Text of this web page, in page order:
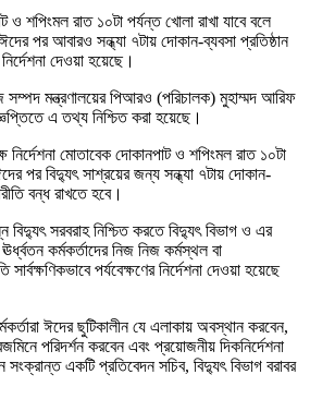
শপিংমল রাত ১০টা পর্যন্ত খোলা রাখা যাবে বলে
পর আবারও সন্ধ্যা ৭টায় দোকান-ব্যবসা প্রতিষ্ঠান
দেওয়া হয়েছে।
সম্পদ মন্ত্রণালয়ের পিআরও (পরিচালক) মুহাম্মদ আরিফ
এ তথ্য নিশ্চিত করা হয়েছে।
মোতাবেক দোকানপাট ও শপিংমল রাত ১০টা
পর বিদ্যুৎ সাশ্রয়ের জন্য সন্ধ্যা ৭টায় দোকান-
বন্ধ রাখতে হবে।
সরবরাহ নিশ্চিত করতে বিদ্যুৎ বিভাগ ও এর
কর্মকর্তাদের নিজ নিজ কর্মস্থল বা
পর্যবেক্ষণের নির্দেশনা দেওয়া হয়েছে
ঈদের ছুটিকালীন যে এলাকায় অবস্থান করবেন,
পরিদর্শন করবেন এবং প্রয়োজনীয় দিকনির্দেশনা
সংক্রান্ত একটি প্রতিবেদন সচিব, বিদ্যুৎ বিভাগ বরাবর